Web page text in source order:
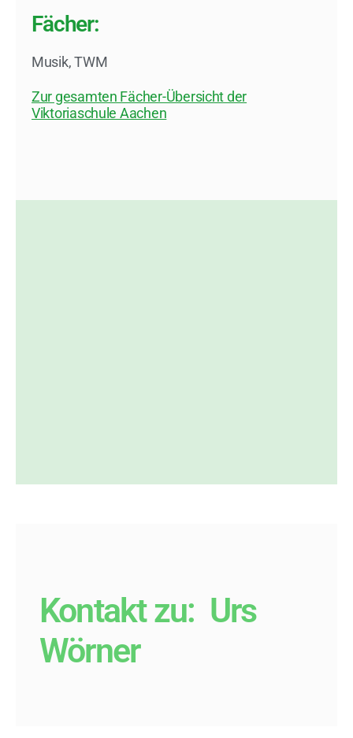
Fächer:
Musik,TWM
Zur gesamten Fächer-Übersicht der
Viktoriaschule Aachen
Kontakt zu: Urs
Wörner